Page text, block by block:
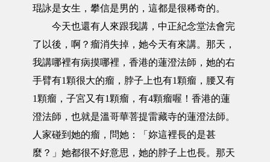
琨詠是女生，攀信是男的，這都是很稀奇的。
今天也還有人來跟我講，中正紀念堂法會完
了以後，啊？瘤消失掉，她今天有來講。那天，
我講哪裡有病摸哪裡，香港的蓮澄法師，她的右
手臂有1顆很大的瘤，脖子上也有1顆瘤，腰又有
1顆瘤，子宮又有1顆瘤，有4顆瘤喔！香港的蓮
澄法師，也就是溫哥華菩提雷藏寺的蓮澄法師。
人家碰到她的瘤，問她：「妳這裡長的是甚
麼？」她都很不好意思，她的脖子上也長。那天